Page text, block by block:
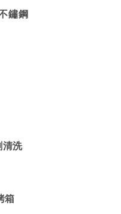
鏽鋼
清洗
箱